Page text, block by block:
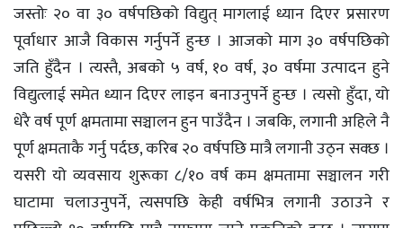
जस्तोः २० वा ३० वर्षपछिको विद्युत् मागलाई ध्यान दिएर प्रसारण
पूर्वाधार आजै विकास गर्नुपर्ने हुन्छ । आजको माग ३० वर्षपछिको
जति हुँदैन । त्यस्तै, अबको ५ वर्ष, १० वर्ष, ३० वर्षमा उत्पादन हुने
विद्युत्लाई समेत ध्यान दिएर लाइन बनाउनुपर्ने हुन्छ । त्यसो हुँदा, यो
धेरै वर्ष पूर्ण क्षमतामा सञ्चालन हुन पाउँदैन । जबकि, लगानी अहिले नै
पूर्ण क्षमताकै गर्नु पर्दछ, करिब २० वर्षपछि मात्रै लगानी उठ्न सक्छ ।
यसरी यो व्यवसाय शुरूका ८/१० वर्ष कम क्षमतामा सञ्चालन गरी
घाटामा चलाउनुपर्ने, त्यसपछि केही वर्षभित्र लगानी उठाउने र